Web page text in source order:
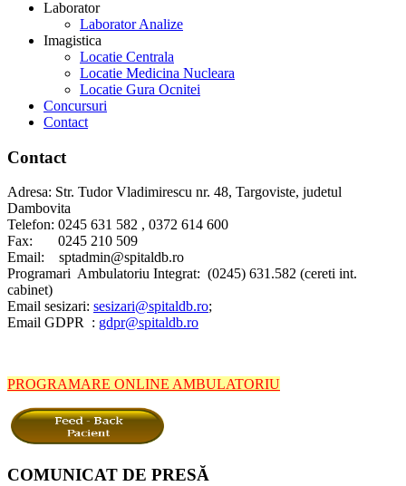
Laborator
Laborator Analize
Imagistica
Locatie Centrala
Locatie Medicina Nucleara
Locatie Gura Ocnitei
Concursuri
Contact
Contact
Adresa: Str. Tudor Vladimirescu nr. 48, Targoviste, judetul
Dambovita
Telefon: 0245 631 582 , 0372 614 600
Fax: 0245 210 509
Email: sptadmin@spitaldb.ro
Programari Ambulatoriu Integrat: (0245) 631.582 (cereti int.
cabinet)
Email sesizari: sesizari@spitaldb.ro;
Email GDPR : gdpr@spitaldb.ro
PROGRAMARE ONLINE AMBULATORIU
COMUNICAT DE PRESĂ